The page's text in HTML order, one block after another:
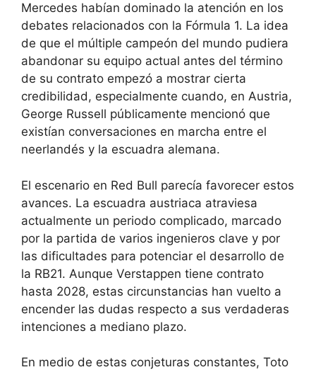
Mercedes habían dominado la atención en los
debates relacionados con la Fórmula 1. La idea
de que el múltiple campeón del mundo pudiera
abandonar su equipo actual antes del término
de su contrato empezó a mostrar cierta
credibilidad, especialmente cuando, en Austria,
George Russell públicamente mencionó que
existían conversaciones en marcha entre el
neerlandés y la escuadra alemana.
El escenario en Red Bull parecía favorecer estos
avances. La escuadra austriaca atraviesa
actualmente un periodo complicado, marcado
por la partida de varios ingenieros clave y por
las dificultades para potenciar el desarrollo de
la RB21. Aunque Verstappen tiene contrato
hasta 2028, estas circunstancias han vuelto a
encender las dudas respecto a sus verdaderas
intenciones a mediano plazo.
En medio de estas conjeturas constantes, Toto